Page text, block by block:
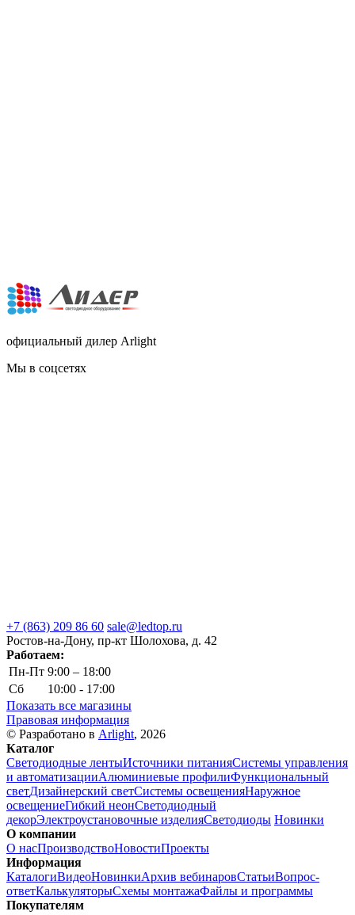
официальный дилер Arlight
Мы в соцсетях
+7 (863) 209 86 60 sale@ledtop.ru
Ростов-на-Дону, пр-кт Шолохова, д. 42
Работаем:
Пн-Пт 9:00 – 18:00
Сб
10:00 - 17:00
Показать все магазины
Правовая информация
© Разработано в Arlight, 2026
Каталог
Светодиодные лентыИсточники питанияСистемы управления
и автоматизацииАлюминиевые профилиФункциональный
светДизайнерский светСистемы освещенияНаружное
освещениеГибкий неонСветодиодный
декорЭлектроустановочные изделияСветодиоды Новинки
О компании
О насПроизводствоНовостиПроекты
Информация
КаталогиВидеоНовинкиАрхив вебинаровСтатьиВопрос-
ответКалькуляторыСхемы монтажаФайлы и программы
Покупателям